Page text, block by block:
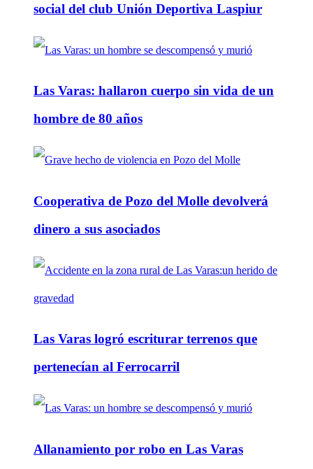
social del club Unión Deportiva Laspiur
Las Varas: hallaron cuerpo sin vida de un
hombre de 80 años
Cooperativa de Pozo del Molle devolverá
dinero a sus asociados
Las Varas logró escriturar terrenos que
pertenecían al Ferrocarril
Allanamiento por robo en Las Varas